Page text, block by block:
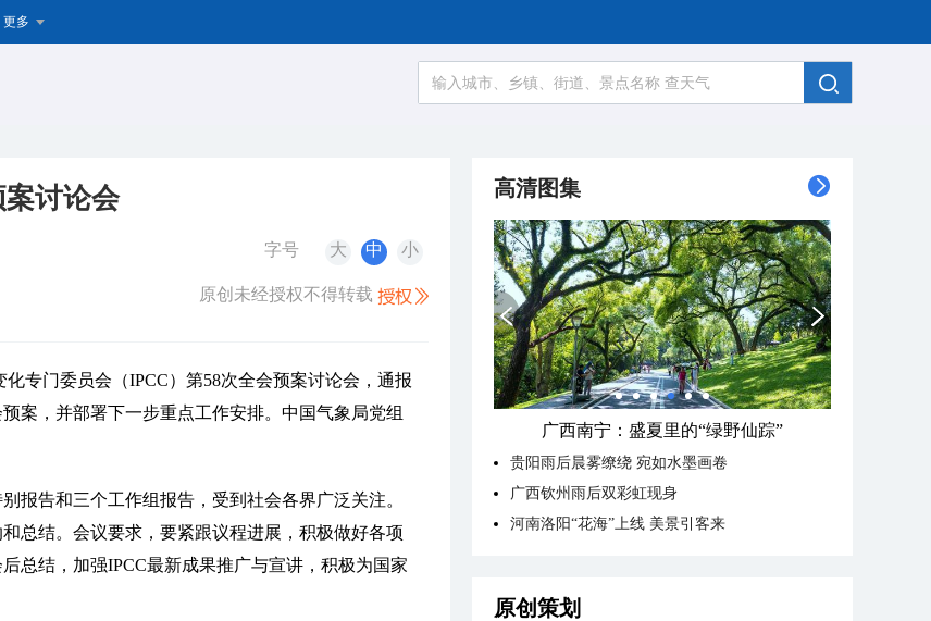
更多
讨论会
字号 大 中 小
原创未经授权不得转载
专门委员会（IPCC）第58次全会预案讨论会，通报
案，并部署下一步重点工作安排。中国气象局党组
报告和三个工作组报告，受到社会各界广泛关注。
总结。会议要求，要紧跟议程进展，积极做好各项
总结，加强IPCC最新成果推广与宣讲，积极为国家
高清图集
广西南宁：盛夏里的“绿野仙踪”
贵阳雨后晨雾缭绕 宛如水墨画卷
广西钦州雨后双彩虹现身
河南洛阳“花海”上线 美景引客来
原创策划